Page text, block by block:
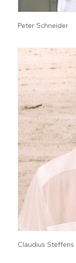
Peter Schneider
Claudius Steffens